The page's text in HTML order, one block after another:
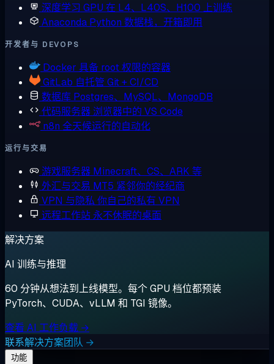
深度学习 GPU 在 L4、L40S、H100 上训练
Anaconda Python 数据栈，开箱即用
开发者与 DEVOPS
Docker 具备 root 权限的容器
GitLab 自托管 Git + CI/CD
数据库 Postgres、MySQL、MongoDB
代码服务器 浏览器中的 VS Code
n8n 全天候运行的自动化
运行与交易
游戏服务器 Minecraft、CS、ARK 等
外汇与交易 MT5 紧邻你的经纪商
VPN 与隐私 你自己的私有 VPN
远程工作站 永不休眠的桌面
解决方案
AI 训练与推理
60 分钟从想法到上线模型。每个 GPU 档位都预装
PyTorch、CUDA、vLLM 和 TGI 镜像。
查看 AI 工作负载 →
联系解决方案团队 →